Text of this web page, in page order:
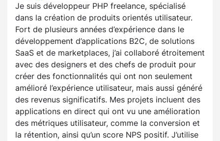
Je suis développeur PHP freelance, spécialisé
dans la création de produits orientés utilisateur.
Fort de plusieurs années d’expérience dans le
développement d’applications B2C, de solutions
SaaS et de marketplaces, j’ai collaboré étroitement
avec des designers et des chefs de produit pour
créer des fonctionnalités qui ont non seulement
amélioré l’expérience utilisateur, mais aussi généré
des revenus significatifs. Mes projets incluent des
applications en direct qui ont vu une amélioration
des métriques utilisateur, comme la conversion et
la rétention, ainsi qu’un score NPS positif. J’utilise